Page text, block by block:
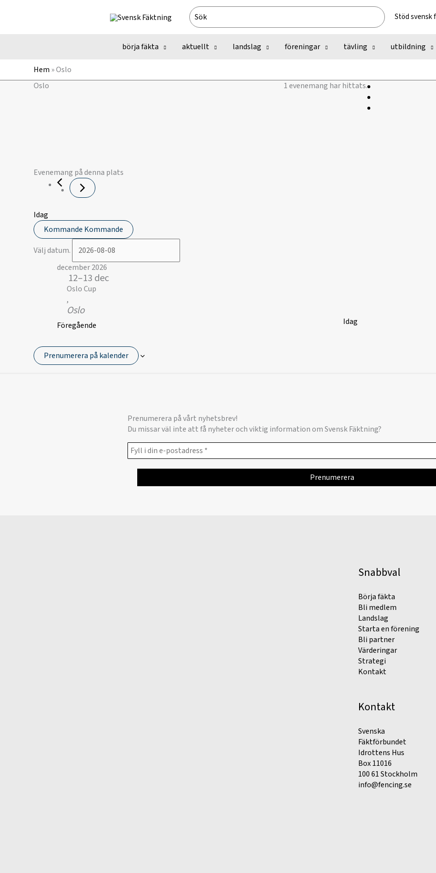
Search
for:
Stöd svensk
börja fäkta aktuellt landslag föreningar tävling utbildning
Hem »Oslo
1 evenemang har hittats.
Oslo
Evenemang på denna plats
Idag
Kommande Kommande
Välj datum.
december 2026
12–13 dec
Oslo Cup
,
Oslo
Föregående Idag
Prenumerera på kalender
Prenumerera på vårt nyhetsbrev!
Du missar väl inte att få nyheter och viktig information om Svensk Fäktning?
Snabbval
Börja fäkta
Bli medlem
Landslag
Starta en förening
Bli partner
Värderingar
Strategi
Kontakt
Kontakt
Svenska
Fäktförbundet
Idrottens Hus
Box 11016
100 61 Stockholm
info@fencing.se